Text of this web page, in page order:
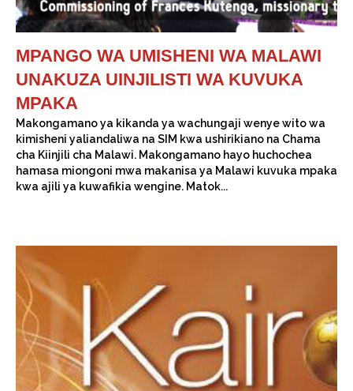
MPANGO WA UMISHENI WA MALAWI
UNAKUZA UINJILISTI WA KUVUKA
MPAKA
Makongamano ya kikanda ya wachungaji wenye wito wa
kimisheni yaliandaliwa na SIM kwa ushirikiano na Chama
cha Kiinjili cha Malawi. Makongamano hayo huchochea
hamasa miongoni mwa makanisa ya Malawi kuvuka mpaka
kwa ajili ya kuwafikia wengine. Matok...